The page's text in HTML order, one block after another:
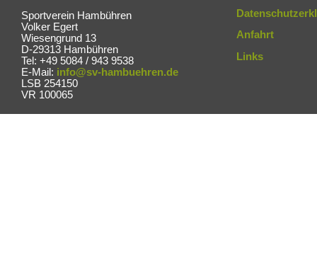
Sportverein Hambühren
Volker Egert
Wiesengrund 13
D-29313 Hambühren
Tel: +49 5084 / 943 9538
E-Mail: info@sv-hambuehren.de
LSB 254150
VR 100065
Anfahrt
Links